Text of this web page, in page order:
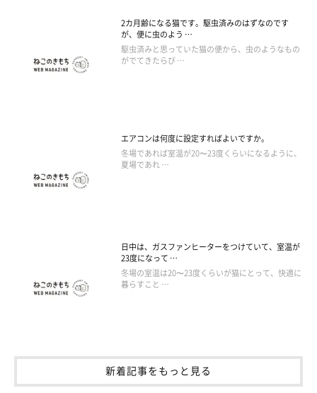
2カ月齢になる猫です。駆虫済みのはずなのです
が、便に虫のよう …
駆虫済みと思っていた猫の便から、虫のようなもの
がでてきたらび …
エアコンは何度に設定すればよいですか。
冬場であれば室温が20〜23度くらいになるように、
夏場であれ …
日中は、ガスファンヒーターをつけていて、室温が
23度になって …
冬場の室温は20〜23度くらいが猫にとって、快適に
暮らすこと …
新着記事をもっと見る